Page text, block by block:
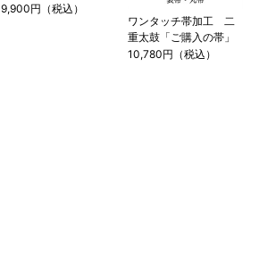
9,900円（税込）
ワンタッチ帯加工 二
重太鼓「ご購入の帯」
10,780円（税込）